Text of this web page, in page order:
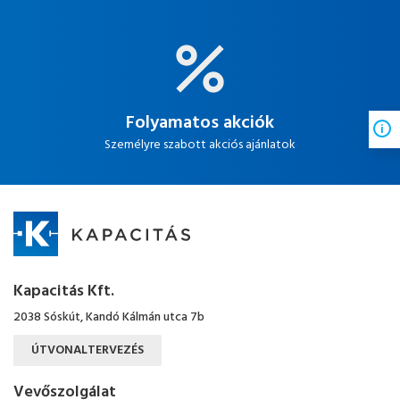
Folyamatos akciók
Személyre szabott akciós ajánlatok
Kapacitás Kft.
2038 Sóskút, Kandó Kálmán utca 7b
ÚTVONALTERVEZÉS
Vevőszolgálat